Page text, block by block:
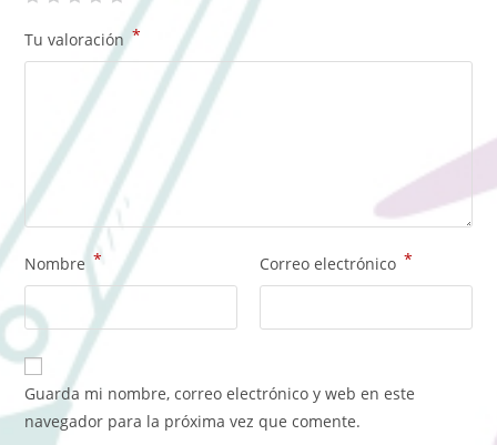
Tu valoración*
Nombre * Correo electrónico *
Guarda mi nombre, correo electrónico y web en este
navegador para la próxima vez que comente.